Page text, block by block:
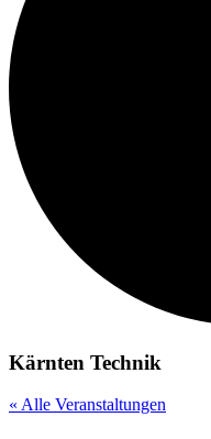
Kärnten Technik
« Alle Veranstaltungen